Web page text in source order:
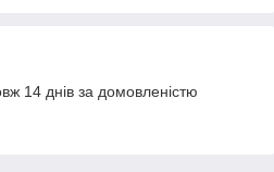
14 днів за домовленістю